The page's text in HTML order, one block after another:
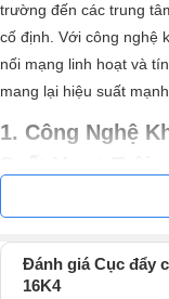
trường đến các trung
cố định. Với công nghệ
nối mạng linh hoạt và
mang lại hiệu suất
1. Công Nghệ
UNICA 16K4 sử dụng
âm thanh trung thực,
xử lý tín hiệu chuyên
Đánh giá Cục đẩy
16K4